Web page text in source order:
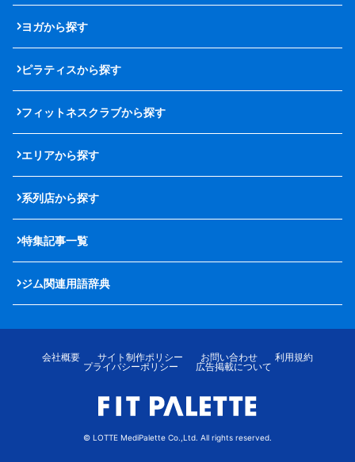
ヨガから探す
ピラティスから探す
フィットネスクラブから探す
エリアから探す
系列店から探す
特集記事一覧
ジム関連用語辞典
会社概要 サイト制作ポリシー お問い合わせ
利用規約
プライバシーポリシー
広告掲載について
© LOTTE MediPalette Co.,Ltd. All rights reserved.